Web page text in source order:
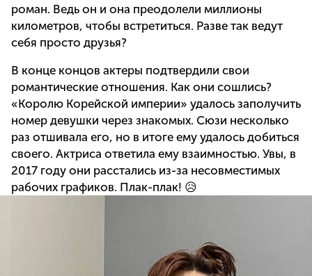
роман. Ведь он и она преодолели миллионы
километров, чтобы встретиться. Разве так ведут
себя просто друзья?
В конце концов актеры подтвердили свои
романтические отношения. Как они сошлись?
«Королю Корейской империи» удалось заполучить
номер девушки через знакомых. Сюзи несколько
раз отшивала его, но в итоге ему удалось добиться
своего. Актриса ответила ему взаимностью. Увы, в
2017 году они расстались из-за несовместимых
рабочих графиков. Плак-плак! 😥